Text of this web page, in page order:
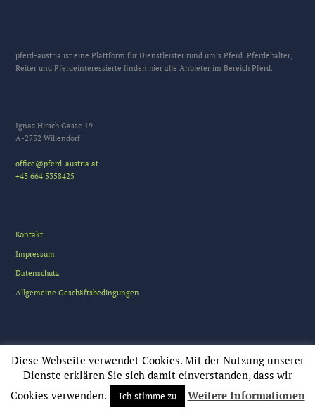
pferd-austria ist eine Plattform für Dienstleister rund um’s Pferd. Pferdehalter,
Reiter und Pferdeinteressierte finden hier alle Anbieter im Bereich Pferd.
Ignaz Hirsch Gasse 19
A-2732 Willendorf
office@pferd-austria.at
+43 664 5358425
Kontakt
Impressum
Datenschutz
Allgemeine Geschäftsbedingungen
pferd-austria © All Rights Reserved
Diese Webseite verwendet Cookies. Mit der Nutzung unserer
Dienste erklären Sie sich damit einverstanden, dass wir
Cookies verwenden.
Ich stimme zu Weitere Informationen